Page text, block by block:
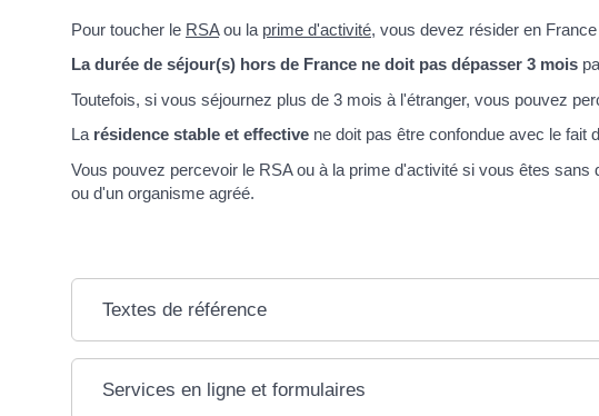
Pour toucher le RSAou la prime d'activité, vous devez résider en
La durée de séjour(s) hors de France ne doit pas dépasser 3 mois
Toutefois, si vous séjournez plus de 3 mois à l'étranger, vous pouvez
La résidence stable et effective ne doit pas être confondue avec le fait
Vous pouvez percevoir le RSA ou à la prime d'activité si vous êtes
ou d'un organisme agréé.
Textes de référence
Services en ligne et formulaires